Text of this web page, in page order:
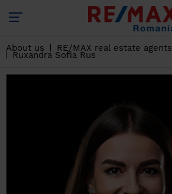
About us RE/MAX real estate agents
Ruxandra Sofia Rus